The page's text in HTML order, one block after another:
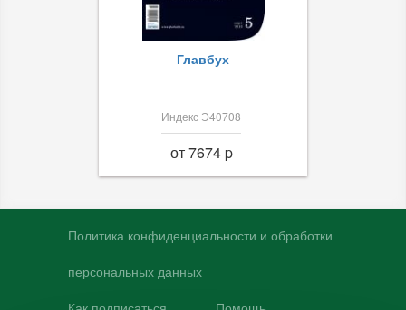
Главбух
Индекс Э40708
от 7674 p
Политика конфиденциальности и обработки
персональных данных